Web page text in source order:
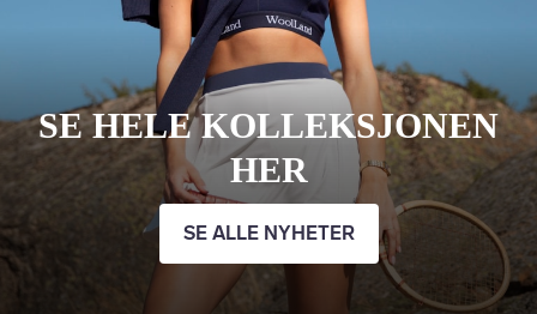
SE HELE KOLLEKSJONEN
HER
SE ALLE NYHETER